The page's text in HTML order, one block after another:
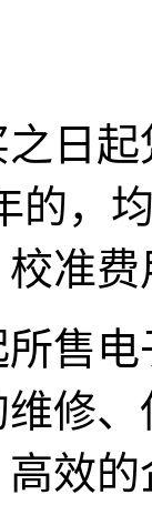
之日
的，
准费
所售
修
效